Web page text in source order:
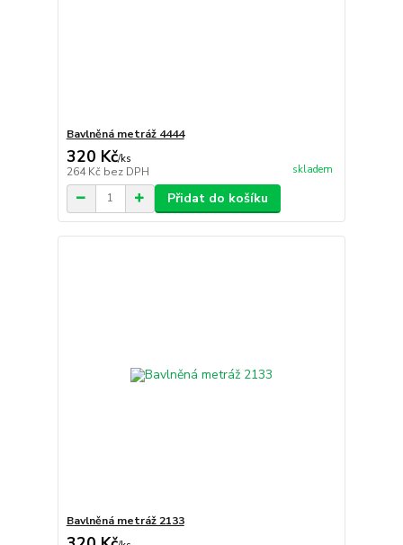
Bavlněná metráž 4444
320 Kč/ks
264 Kč bez DPH skladem
Přidat do košíku
Bavlněná metráž 2133